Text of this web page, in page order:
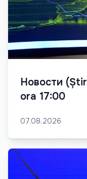
Новости
ora 17:00
07.08.2026